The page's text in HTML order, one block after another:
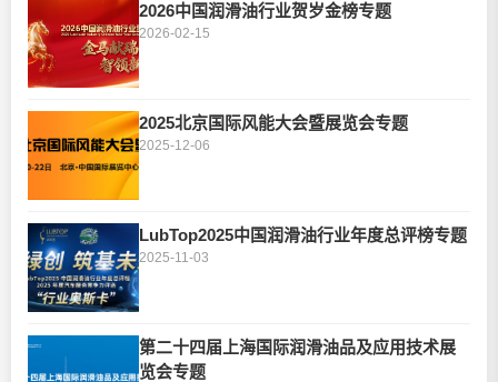
2026中国润滑油行业贺岁金榜专题
2026-02-15
2025北京国际风能大会暨展览会专题
2025-12-06
LubTop2025中国润滑油行业年度总评榜专题
2025-11-03
第二十四届上海国际润滑油品及应用技术展
览会专题